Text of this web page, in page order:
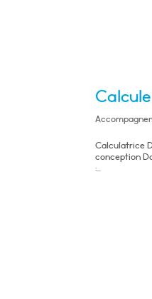
Calculatrice
conception
:...